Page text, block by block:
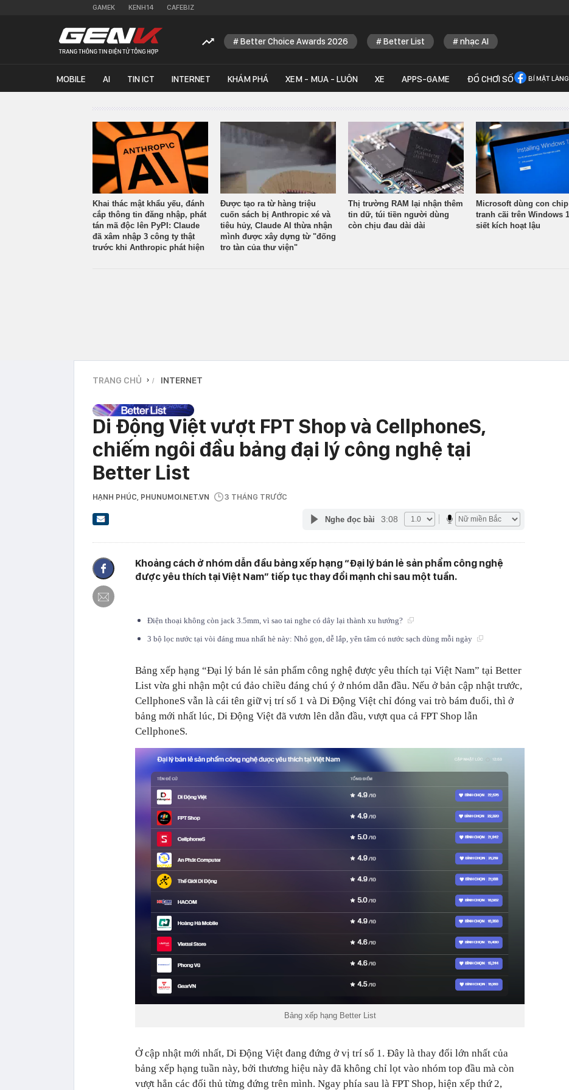
GAMEK KENH14 CAFEBIZ
Better Choice Awards 2026 Better List nhạc AI
MOBILE AI TIN ICT INTERNET KHÁM PHÁ XEM - MUA - LUÔN XE APPS-GAME ĐỒ CHƠI SỐ BÍ MẬT
Khai thác mật khẩu yếu, đánh
cắp thông tin đăng nhập, phát
tán mã độc lên PyPI: Claude
đã xâm nhập 3 công ty thật
trước khi Anthropic phát hiện
Được tạo ra từ hàng triệu
cuốn sách bị Anthropic xé và
tiêu hủy, Claude AI thừa nhận
mình được xây dựng từ "đống
tro tàn của thư viện"
Thị trường RAM lại nhận thêm
tin dữ, túi tiền người dùng
còn chịu đau dài dài
Microsoft dùng con
tranh cãi trên Windows
siết kích hoạt lậu
TRANG CHỦ › INTERNET
Di Động Việt vượt FPT Shop và CellphoneS,
chiếm ngôi đầu bảng đại lý công nghệ tại
Better List
HẠNH PHÚC , PHUNUMOI.NET.VN 3 THÁNG TRƯỚC
Nghe đọc bài 3:08
Khoảng cách ở nhóm dẫn đầu bảng xếp hạng “Đại lý bán lẻ sản phẩm công nghệ
được yêu thích tại Việt Nam” tiếp tục thay đổi mạnh chỉ sau một tuần.
Điện thoại không còn jack 3.5mm, vì sao tai nghe có dây lại thành xu hướng?
3 bộ lọc nước tại vòi đáng mua nhất hè này: Nhỏ gọn, dễ lắp, yên tâm có nước sạch dùng mỗi ngày
Bảng xếp hạng “Đại lý bán lẻ sản phẩm công nghệ được yêu thích tại Việt Nam” tại Better
List vừa ghi nhận một cú đảo chiều đáng chú ý ở nhóm dẫn đầu. Nếu ở bản cập nhật trước,
CellphoneS vẫn là cái tên giữ vị trí số 1 và Di Động Việt chỉ đóng vai trò bám đuổi, thì ở
bảng mới nhất lúc, Di Động Việt đã vươn lên dẫn đầu, vượt qua cả FPT Shop lẫn
CellphoneS.
Bảng xếp hạng Better List
Ở cập nhật mới nhất, Di Động Việt đang đứng ở vị trí số 1. Đây là thay đổi lớn nhất của
bảng xếp hạng tuần này, bởi thương hiệu này đã không chỉ lọt vào nhóm top đầu mà còn
vượt hẳn các đối thủ từng đứng trên mình. Ngay phía sau là FPT Shop, hiện xếp thứ 2,